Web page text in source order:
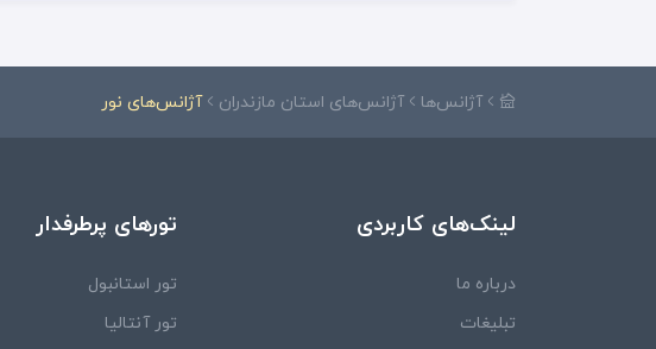
آژانس‌ها آژانس‌های استان مازندران آژانس‌های نور
لینک‌های کاربردی
درباره ما
تبلیغات
تورهای پرطرفدار
تور استانبول
تور آنتالیا